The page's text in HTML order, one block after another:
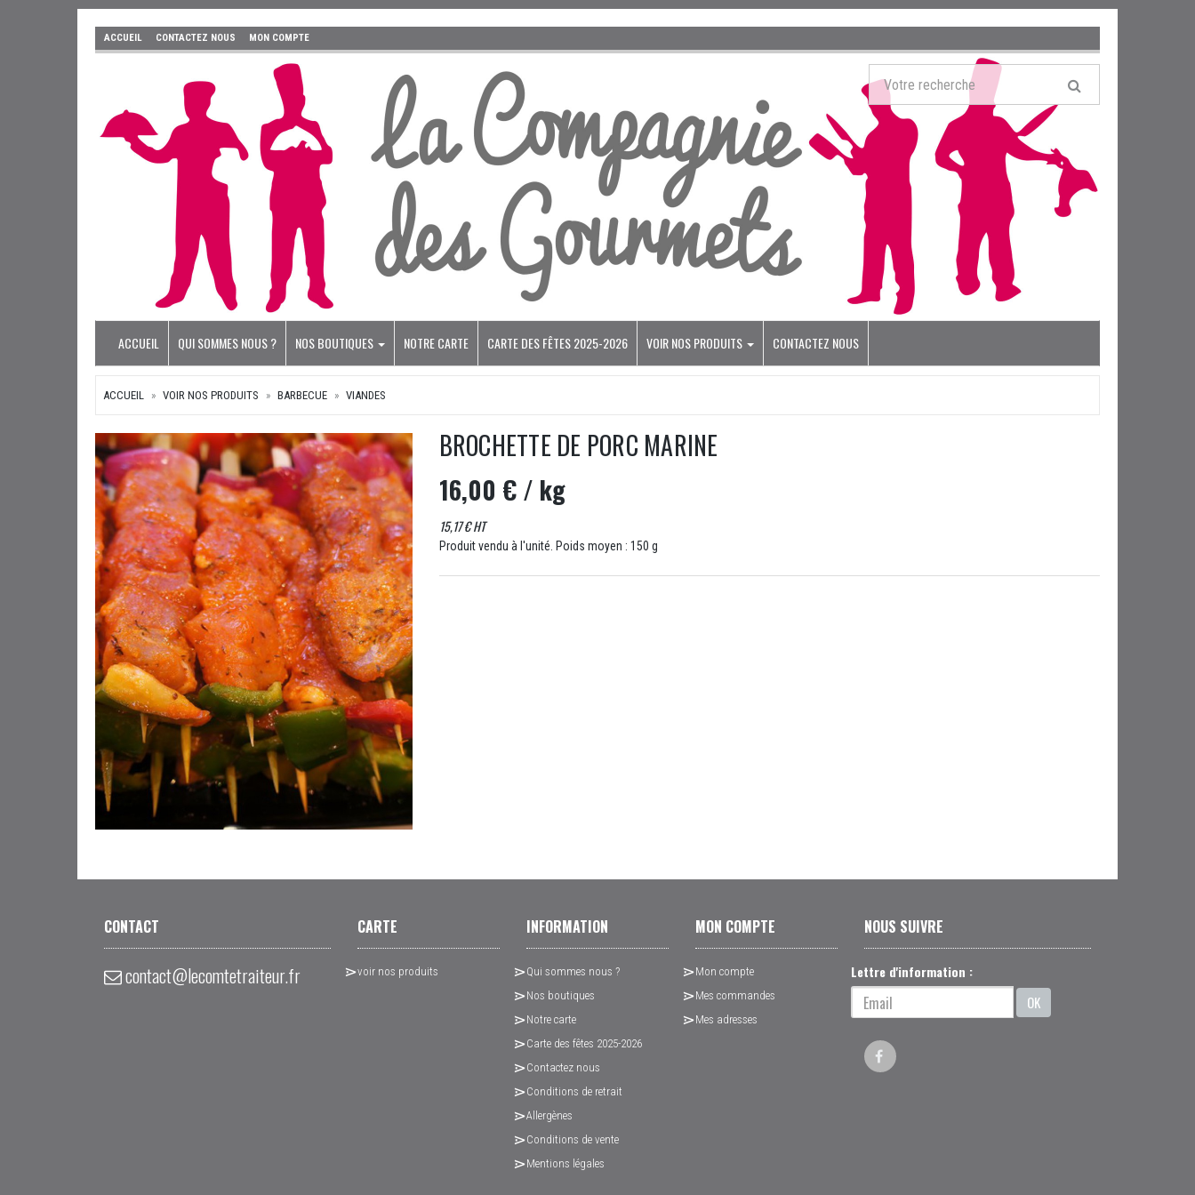
ACCUEIL CONTACTEZ NOUS MON COMPTE
ACCUEIL QUI SOMMES NOUS ? NOS BOUTIQUES NOTRE CARTE CARTE DES FÊTES 2025-2026 VOIR NOS PRODUITS CONTACTEZ NOUS
ACCUEIL VOIR NOS PRODUITS BARBECUE VIANDES
BROCHETTE DE PORC MARINE
16,00 €/ kg
15,17 € HT
Produit vendu à l'unité. Poids moyen : 150 g
CONTACT
contact@lecomtetraiteur.fr
CARTE
voir nos produits
INFORMATION
Qui sommes nous ?
Nos boutiques
Notre carte
Carte des fêtes 2025-2026
Contactez nous
Conditions de retrait
Allergènes
Conditions de vente
Mentions légales
MON COMPTE
Mon compte
Mes commandes
Mes adresses
NOUS SUIVRE
Lettre d'information :
OK